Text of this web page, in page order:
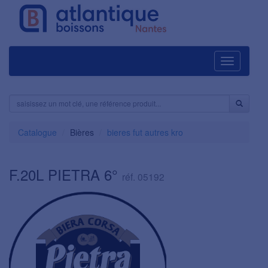
Navigation
Catalogue Bières bieres fut autres kro
F.20L PIETRA 6° réf. 05192